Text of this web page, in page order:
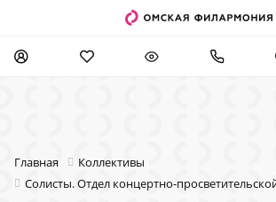
Главная
Коллективы
Солисты. Отдел концертно-